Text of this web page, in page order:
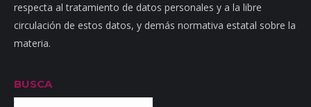
respecta al tratamiento de datos personales y a la libre
circulación de estos datos, y demás normativa estatal sobre la
materia.
BUSCA